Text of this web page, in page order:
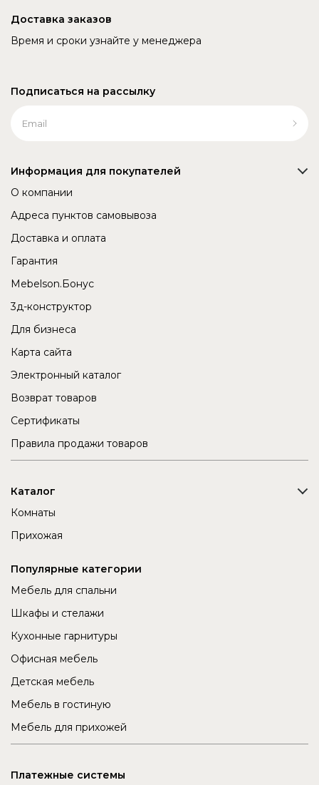
Доставка заказов
Время и сроки узнайте у менеджера
Подписаться на рассылку
Информация для покупателей
О компании
Адреса пунктов самовывоза
Доставка и оплата
Гарантия
Mebelson.Бонус
3д-конструктор
Для бизнеса
Карта сайта
Электронный каталог
Возврат товаров
Сертификаты
Правила продажи товаров
Каталог
Комнаты
Прихожая
Популярные категории
Мебель для спальни
Шкафы и стелажи
Кухонные гарнитуры
Офисная мебель
Детская мебель
Мебель в гостиную
Мебель для прихожей
Платежные системы